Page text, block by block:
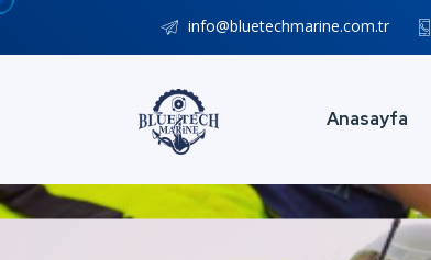
info@bluetechmarine.com.tr
Anasayfa